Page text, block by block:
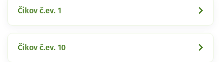
Čikov č.ev. 1
Čikov č.ev. 10